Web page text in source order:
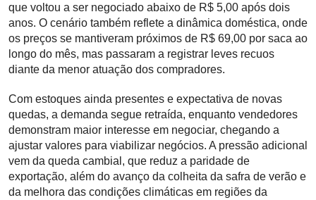
que voltou a ser negociado abaixo de R$ 5,00 após dois
anos. O cenário também reflete a dinâmica doméstica, onde
os preços se mantiveram próximos de R$ 69,00 por saca ao
longo do mês, mas passaram a registrar leves recuos
diante da menor atuação dos compradores.
Com estoques ainda presentes e expectativa de novas
quedas, a demanda segue retraída, enquanto vendedores
demonstram maior interesse em negociar, chegando a
ajustar valores para viabilizar negócios. A pressão adicional
vem da queda cambial, que reduz a paridade de
exportação, além do avanço da colheita da safra de verão e
da melhora das condições climáticas em regiões da